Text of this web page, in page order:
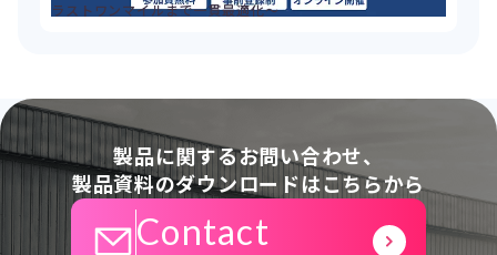
ラストワンマイルまで一貫最適化～
製品に関するお問い合わせ、
製品資料のダウンロードはこちらから
Contact